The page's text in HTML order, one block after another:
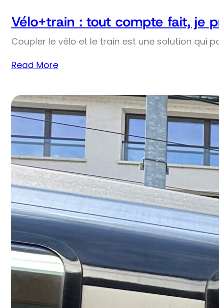
Vélo+train : tout compte fait, je
Coupler le vélo et le train est une solution qui
Read More